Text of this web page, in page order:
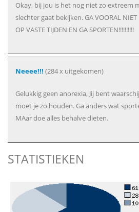
Okay, bij jou is het nog niet zo extreem
slechter gaat bekijken. GA VOORAL NIET
OP VASTE TIJDEN EN GA SPORTEN!!!!!!!!!!
Neeee!!! (284 x uitgekomen)
Gelukkig geen anorexia, Jij bent
moet je zo houden. Ga anders wat
MAar doe alles behalve dieten.
STATISTIEKEN